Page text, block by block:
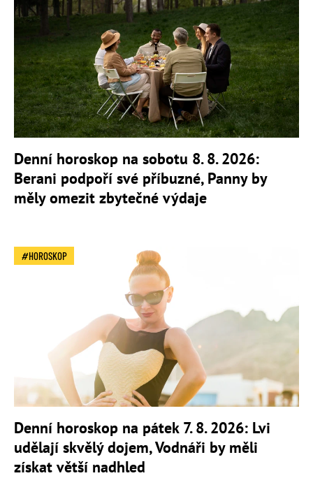
Denní horoskop na sobotu 8. 8. 2026:
Berani podpoří své příbuzné, Panny by
měly omezit zbytečné výdaje
HOROSKOP
Denní horoskop na pátek 7. 8. 2026: Lvi
udělají skvělý dojem, Vodnáři by měli
získat větší nadhled